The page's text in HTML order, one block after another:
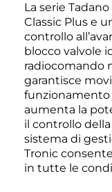
La serie
Classic Plus e
controllo
blocco valvole
radiocomando
garantisce
funzionamento
aumenta la
il controllo
sistema di
Tronic
in tutte le